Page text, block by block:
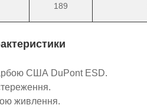
189
США DuPont ESD.
живлення.